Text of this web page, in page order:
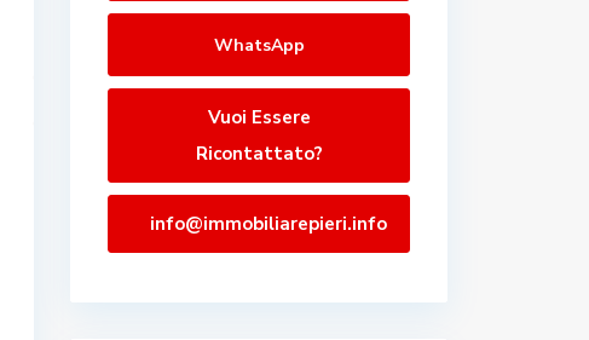
WhatsApp
Vuoi Essere
Ricontattato?
info@immobiliarepieri.info